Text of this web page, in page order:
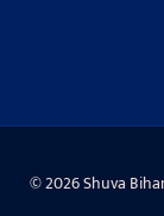
© 2026 Shuva